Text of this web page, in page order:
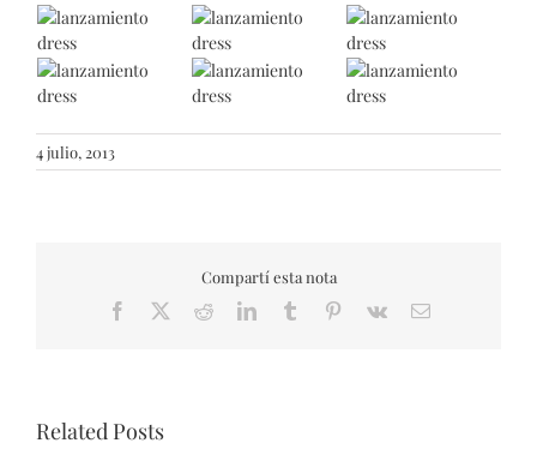
4 julio, 2013
Compartí esta nota
Facebook RedditLinkedInTumblr Pinterest
Vk Email
Related Posts